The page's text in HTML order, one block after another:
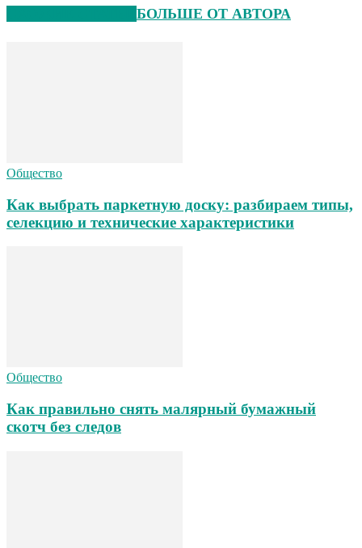
БОЛЬШЕ ОТ АВТОРА
Общество
Как выбрать паркетную доску: разбираем типы,
селекцию и технические характеристики
Общество
Как правильно снять малярный бумажный
скотч без следов